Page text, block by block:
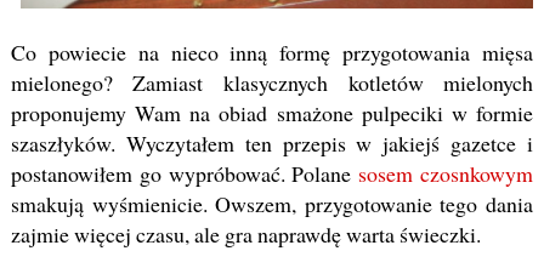
Co powiecie na nieco inną formę przygotowania mięsa
mielonego? Zamiast klasycznych kotletów mielonych
proponujemy Wam na obiad smażone pulpeciki w formie
szaszłyków. Wyczytałem ten przepis w jakiejś gazetce i
postanowiłem go wypróbować. Polane sosem czosnkowym
smakują wyśmienicie. Owszem, przygotowanie tego dania
zajmie więcej czasu, ale gra naprawdę warta świeczki.